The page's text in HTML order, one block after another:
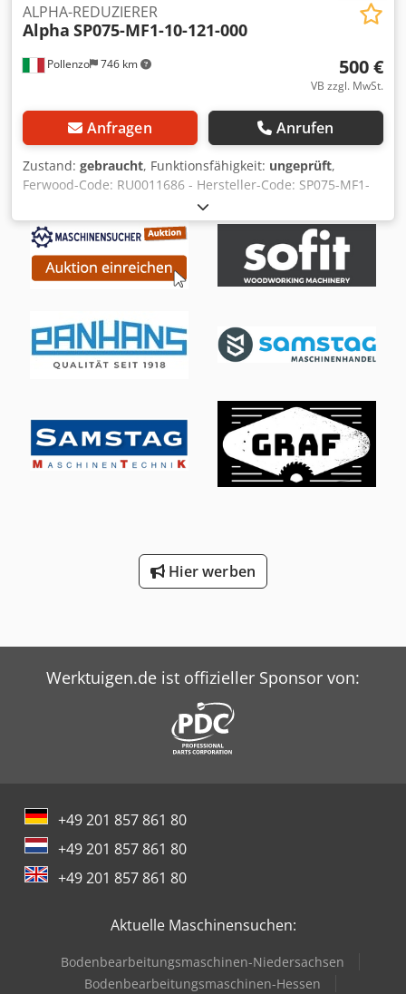
Pollenzo 746 km
ALPHA-REDUZIERER
Alpha SP075-MF1-10-121-000
500 €
VB zzgl. MwSt.
Anfragen Anrufen
Zustand: gebraucht, Funktionsfähigkeit: ungeprüft,
Ferwood-Code: RU0011686 - Hersteller-Code: SP075-MF1-
10-121-000 - Zustand: Gebraucht - Funktion: Nicht getestet
- Kompatible Maschine: - Bei Interesse bieten wir einen
Überholungsservice an, kontaktieren Sie uns. 3KG
20X20X20 Cedjymd Ikjpfx Ak Hsrf
Hier werben
Werktuigen.de ist offizieller Sponsor von:
+49 201 857 861 80
+49 201 857 861 80
+49 201 857 861 80
Aktuelle Maschinensuchen:
Bodenbearbeitungsmaschinen-Niedersachsen
Bodenbearbeitungsmaschinen-Hessen